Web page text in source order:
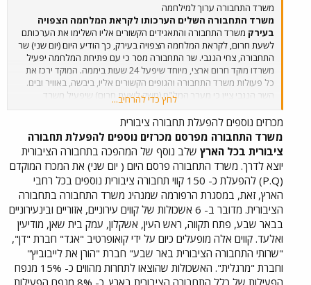
משרד התחבורה ערוך למילחמה
משרד התחבורה השלים הערכותו לקראת המלחמה הצפויה
בעירק משרד התחבורה והתאגידים הקשורים אליו השלימו את הערכותם
לשעת חרום, לקראת המלחמה הצפויה בעירק, כך הודיע היום (יום שני) שר
התחבורה, צחי הנגבי. שר התחבורה מסר כי עם פתיחת המלחמה יפעיל
משרדו מוקד חרום ארצי, מיוחד שיפעל 24 שעות ביממה. המוקד ירכז את
כל פעולות משרד התחבורה והגופים הקשורים אליו, ביבשה, באוויר ובים.
השר הנגבי ציין כי מערך המל"ח (משק לשעת חרום) שיפעיל משרד
התחבורה הוא הגדול ביותר מבין כל משרדי הממשלה. המערך יכלול חמש
רשויות: רשות עליונה לתחבורה, רשות לתובלה יבשתית, רשות להיסעים,
רשות לתובלה ימית ורשות לתובלה אווירית. עם הכרזת מצב חרום יצמצמו
חברות התחבורה הציבוריות, כמו אגד ודן את פעילותן, בהתאם לתוכניות
שהוכנו מראש והן תפעלנה על פי צורכי המשק לשעת חרום. עשרות חברות
הסעה פרטיות שקיבלו הודעה על חיוניותן למערך המל"ח יעמידו לרשות
המערך מאות אוטובוסים, שיופעלו בהתאם לצורך. מע"צ תקצה עשרות כלי
רכב כבדים וצמ"ה (ציוד מכני הנדסי) לרשות מערך החירום ותגייס קבלנים
לעבודה בשעת חרום. קבלנים אלה יהיו זמינים לבצע באופן מיידי כל תיקון
בתשתית הכבישים, במקרה של פגיעת טילים. במסגרת הערכותה למלחמה,
ערכה מע"צ ניתוח של צירים רגישים, העלולים להפגע מטילים ונבדקו
פתרונות אפשריים להסטת התנועה לנתיבים חלופיים. מערכות בקרת
התנועה והמצלמות המוצבות בנתיבי איילון, ובצירים מרכזיים ישמשו את
פיקוד העורף לזיהוי מיקום הפגיעה, במקרה של נפילות טילים. גם רכבת
ישראל ביצעה את כל הפעולות הנדרשות ונערכה למספר תרחישים
לחץ כדי להרחיב...
מכרזים נוספים להפעלת תחבורה ציבורית
משרד התחבורה מפרסם מכרזים נוספים להפעלת תחבורה
ציבורית בכל הארץ שלב נוסף של המהפכה בתחבורה הציבורית
יוצא לדרך. משרד התחבורה פרסם היום ( יום שני) את המכרז המוקדם
(P.Q) להפעלת כ- 150 קווי תחבורה ציבורית נוספים בכל רחבי
הארץ, זאת, במסגרת הרפורמה שמנהיג משרד התחבורה בתחבורה
הציבורית. מדובר ב- 6 אשכולות של קווים עירוניים, אזוריים ובינעירוניים
בבאר שבע, פתח תקווה, ראש העין, אשקלון, עמק בית שאן, מודיעין
ואלעד. קווים אלה מופעלים כיום על ידי קואופרטיב "אגד" חברת "דן",
"שרותי התחבורה הציבורית באר שבע" חברת "הורן את לייבוביץ"
וחברת "מרגלית". האשכולות שהוצאו לתחרות מהווים כ- 15% מנפח
הפעילות של כלל התחבורה הציבורית בארץ. כ- 8% מנפח הפעילות